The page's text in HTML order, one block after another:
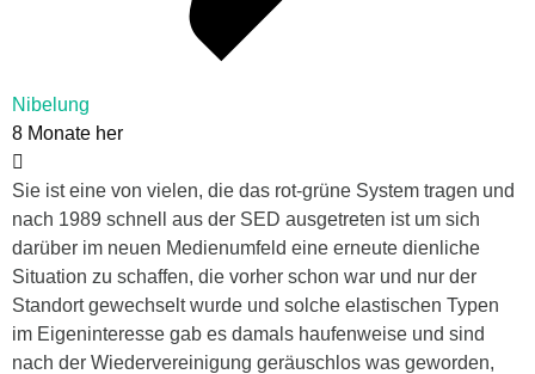
Nibelung
8 Monate her
Sie ist eine von vielen, die das rot-grüne System tragen und
nach 1989 schnell aus der SED ausgetreten ist um sich
darüber im neuen Medienumfeld eine erneute dienliche
Situation zu schaffen, die vorher schon war und nur der
Standort gewechselt wurde und solche elastischen Typen
im Eigeninteresse gab es damals haufenweise und sind
nach der Wiedervereinigung geräuschlos was geworden,